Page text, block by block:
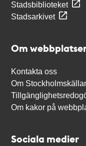
Stadsbiblioteket
Stadsarkivet
Om
Kontakta oss
Om
Om kakor på
Sociala medier